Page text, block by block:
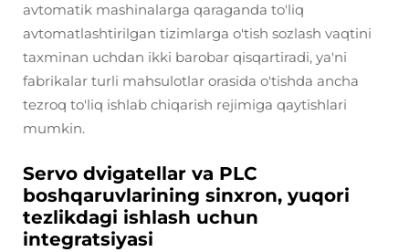
avtomatik mashinalarga qaraganda to'liq
avtomatlashtirilgan tizimlarga o'tish sozlash vaqtini
taxminan uchdan ikki barobar qisqartiradi, ya'ni
fabrikalar turli mahsulotlar orasida o'tishda ancha
tezroq to'liq ishlab chiqarish rejimiga qaytishlari
mumkin.
Servo dvigatellar va PLC
boshqaruvlarining sinxron, yuqori
tezlikdagi ishlash uchun
integratsiyasi